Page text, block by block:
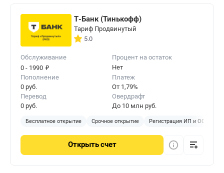
Т-Банк (Тинькофф)
Тариф Продвинутый
5.0
Обслуживание
0 - 1990 ₽
Процент на остаток
Нет
Пополнение
0 руб.
Платеж
От 1,79%
Перевод
0 руб.
Овердрафт
До 10 млн руб.
Бесплатное открытие Срочное открытие Регистрация ИП и ООО
Открытьсчет